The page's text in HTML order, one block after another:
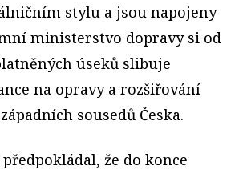
stylu a jsou napojeny
ministerstvo dopravy si od
úseků slibuje
na opravy a rozšiřování
sousedů Česka.
že do konce